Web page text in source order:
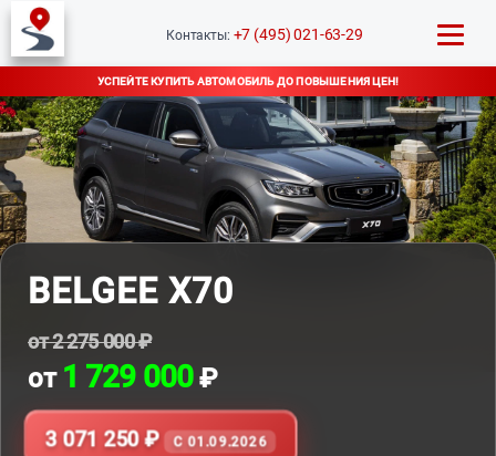
BELGEE X70
от 2 275 000 ₽
от 1 729 000₽
3 071 250 ₽ C 01.09.2026
Контакты: +7 (495) 021-63-29
УСПЕЙТЕ КУПИТЬ АВТОМОБИЛЬ ДО ПОВЫШЕНИЯ ЦЕН!